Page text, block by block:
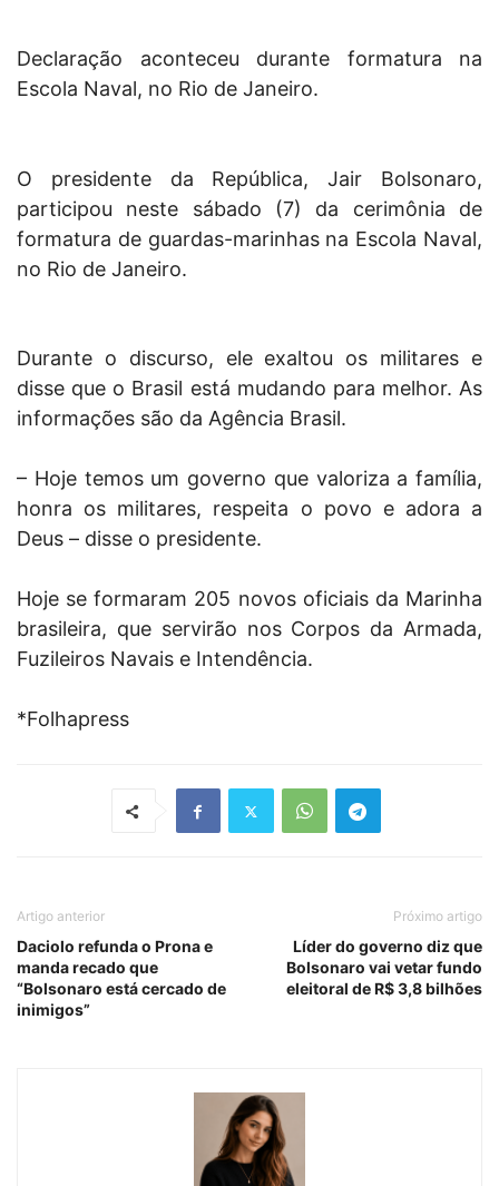
Declaração aconteceu durante formatura na
Escola Naval, no Rio de Janeiro.
O presidente da República, Jair Bolsonaro,
participou neste sábado (7) da cerimônia de
formatura de guardas-marinhas na Escola Naval,
no Rio de Janeiro.
Durante o discurso, ele exaltou os militares e
disse que o Brasil está mudando para melhor. As
informações são da Agência Brasil.
– Hoje temos um governo que valoriza a família,
honra os militares, respeita o povo e adora a
Deus – disse o presidente.
Hoje se formaram 205 novos oficiais da Marinha
brasileira, que servirão nos Corpos da Armada,
Fuzileiros Navais e Intendência.
*Folhapress
Artigo anterior
Daciolo refunda o Prona e
manda recado que
“Bolsonaro está cercado de
inimigos”
Próximo artigo
Líder do governo diz que
Bolsonaro vai vetar fundo
eleitoral de R$ 3,8 bilhões